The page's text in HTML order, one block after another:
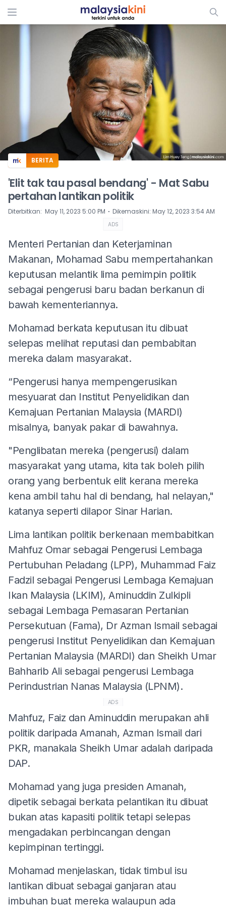
ADS
BERITA
'Elit tak tau pasal bendang' - Mat Sabu
pertahan lantikan politik
Diterbitkan: May 11, 2023 5:00 PM ⋅ Dikemaskini: May 12, 2023 3:54 AM
ADS
Menteri Pertanian dan Keterjaminan
Makanan, Mohamad Sabu mempertahankan
keputusan melantik lima pemimpin politik
sebagai pengerusi baru badan berkanun di
bawah kementeriannya.
Mohamad berkata keputusan itu dibuat
selepas melihat reputasi dan pembabitan
mereka dalam masyarakat.
“Pengerusi hanya mempengerusikan
mesyuarat dan Institut Penyelidikan dan
Kemajuan Pertanian Malaysia (MARDI)
misalnya, banyak pakar di bawahnya.
"Penglibatan mereka (pengerusi) dalam
masyarakat yang utama, kita tak boleh pilih
orang yang berbentuk elit kerana mereka
kena ambil tahu hal di bendang, hal nelayan,"
katanya seperti dilapor Sinar Harian.
Lima lantikan politik berkenaan membabitkan
Mahfuz Omar sebagai Pengerusi Lembaga
Pertubuhan Peladang (LPP), Muhammad Faiz
Fadzil sebagai Pengerusi Lembaga Kemajuan
Ikan Malaysia (LKIM), Aminuddin Zulkipli
sebagai Lembaga Pemasaran Pertanian
Persekutuan (Fama), Dr Azman Ismail sebagai
pengerusi Institut Penyelidikan dan Kemajuan
Pertanian Malaysia (MARDI) dan Sheikh Umar
Bahharib Ali sebagai pengerusi Lembaga
Perindustrian Nanas Malaysia (LPNM).
ADS
Mahfuz, Faiz dan Aminuddin merupakan ahli
politik daripada Amanah, Azman Ismail dari
PKR, manakala Sheikh Umar adalah daripada
DAP.
Mohamad yang juga presiden Amanah,
dipetik sebagai berkata pelantikan itu dibuat
bukan atas kapasiti politik tetapi selepas
mengadakan perbincangan dengan
kepimpinan tertinggi.
Mohamad menjelaskan, tidak timbul isu
lantikan dibuat sebagai ganjaran atau
imbuhan buat mereka walaupun ada